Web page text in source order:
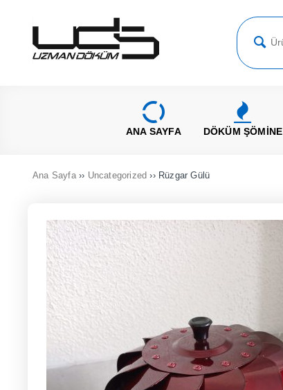
ANA SAYFA DÖKÜM ŞÖMİNE
Ana Sayfa›› Uncategorized ›› Rüzgar Gülü